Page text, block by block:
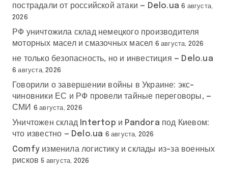
пострадали от российской атаки — Delo.ua 6 августа,
2026
РФ уничтожила склад немецкого производителя
моторных масел и смазочных масел 6 августа, 2026
не только безопасность, но и инвестиция — Delo.ua
6 августа, 2026
Говорили о завершении войны в Украине: экс-
чиновники ЕС и РФ провели тайные переговоры, —
СМИ
6 августа, 2026
Уничтожен склад Intertop и Pandora под Киевом:
что известно — Delo.ua 6 августа, 2026
Comfy изменила логистику и склады из-за военных
рисков 5 августа, 2026